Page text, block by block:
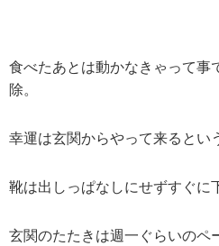
食べたあとは動かなきゃって
除。
幸運は玄関からやって来るとい
靴は出しっぱなしにせずすぐに
玄関のたたきは週一ぐらいのペ